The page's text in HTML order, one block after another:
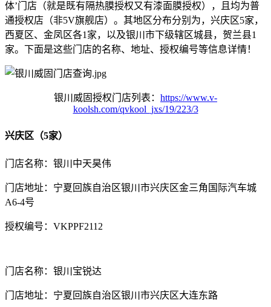
体’门店（就是既有隔热膜授权又有漆面膜授权），且均为普
通授权店（非5V旗舰店）。其地区分布分别为，兴庆区5家，
西夏区、金凤区各1家，以及银川市下级辖区城县，贺兰县1
家。下面是这些门店的名称、地址、授权编号等信息详情！
银川威固授权门店列表： https://www.v-
koolsh.com/qvkool_jxs/19/223/3
兴庆区（5家）
门店名称：银川中天昊伟
门店地址：宁夏回族自治区银川市兴庆区金三角国际汽车城
A6-4号
授权编号：VKPPF2112
门店名称：银川宝锐达
门店地址：宁夏回族自治区银川市兴庆区大连东路